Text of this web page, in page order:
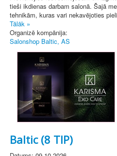
tieši ikdienas darbam salonā. Šajā
tehnikām, kuras vari nekavējoties
Tālāk »
Organizē kompānija:
Salonshop Baltic, AS
Baltic (8 TIP)